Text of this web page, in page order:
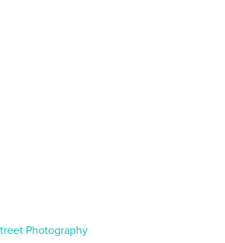
Photography